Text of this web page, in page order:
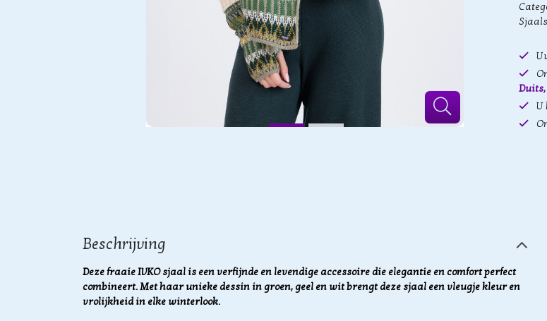
Sjaals
U
Beschrijving
Deze fraaie IVKO sjaal is een verfijnde en levendige accessoire die elegantie en comfort perfect
combineert.Met haar unieke dessin in groen, geel en wit brengt deze sjaal een vleugje kleur en
vrolijkheid in elke winterlook.